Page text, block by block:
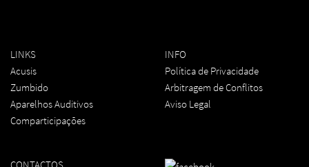
LINKS
Acusis
Zumbido
Aparelhos Auditivos
Comparticipações
INFO
Política de Privacidade
Arbitragem de Conflitos
Aviso Legal